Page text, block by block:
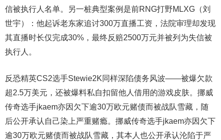
信被执行人名单。另一桩典型案例是前RNG打野MLXG（刘
世宇）：他起诉老东家追讨300万直播工资，法院审理却发现
其直播时长仅完成30%，最终反赔2500万元并被列为失信被
执行人。
反恐精英CS2选手Stewie2K同样深陷债务风波——被爆欠款
超2.5万美元，还被爆料私自扣留他人借用的游戏皮肤。挪威
传奇选手jkaem亦因欠下逾30万欧元赌债而被战队雪藏，随
后公开承认自己染上严重赌瘾。挪威传奇选手jkaem亦因欠下
逾30万欧元赌债而被战队雪藏，其本人也公开承认沦陷于严